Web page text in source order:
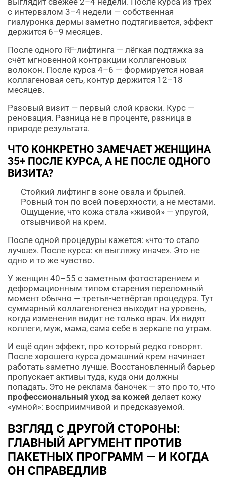
с интервалом 3–4 недели — собственная
гиалуронка дермы заметно подтягивается, эффект
держится 6–9 месяцев.
После одного RF-лифтинга — лёгкая подтяжка за
счёт мгновенной контракции коллагеновых
волокон. После курса 4–6 — формируется новая
коллагеновая сеть, контур держится 12–18
месяцев.
Разовый визит — первый слой краски. Курс —
реновация. Разница не в проценте, разница в
природе результата.
ЧТО КОНКРЕТНО ЗАМЕЧАЕТ ЖЕНЩИНА
35+ ПОСЛЕ КУРСА, А НЕ ПОСЛЕ ОДНОГО
ВИЗИТА?
Стойкий лифтинг в зоне овала и брылей.
Ровный тон по всей поверхности, а не местами.
Ощущение, что кожа стала «живой» — упругой,
отзывчивой на крем.
После одной процедуры кажется: «что-то стало
лучше». После курса: «я выгляжу иначе». Это не
одно и то же чувство.
У женщин 40–55 с заметным фотостарением и
деформационным типом старения переломный
момент обычно — третья-четвёртая процедура. Тут
суммарный коллагеногенез выходит на уровень,
когда изменения видит не только врач. Их видят
коллеги, муж, мама, сама себе в зеркале по утрам.
И ещё один эффект, про который редко говорят.
После хорошего курса домашний крем начинает
работать заметно лучше. Восстановленный барьер
пропускает активы туда, куда они должны
попадать. Это не реклама баночек — это про то, что
профессиональный уход за кожей делает кожу
«умной»: восприимчивой и предсказуемой.
ВЗГЛЯД С ДРУГОЙ СТОРОНЫ:
ГЛАВНЫЙ АРГУМЕНТ ПРОТИВ
ПАКЕТНЫХ ПРОГРАММ — И КОГДА
ОН СПРАВЕДЛИВ